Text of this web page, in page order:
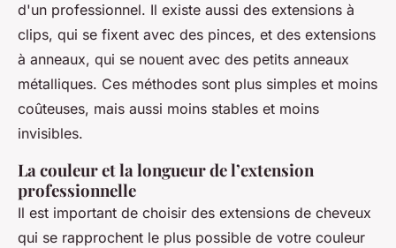
d'un professionnel. Il existe aussi des extensions à
clips, qui se fixent avec des pinces, et des extensions
à anneaux, qui se nouent avec des petits anneaux
métalliques. Ces méthodes sont plus simples et moins
coûteuses, mais aussi moins stables et moins
invisibles.
La couleur et la longueur de l’extension
professionnelle
Il est important de choisir des extensions de cheveux
qui se rapprochent le plus possible de votre couleur